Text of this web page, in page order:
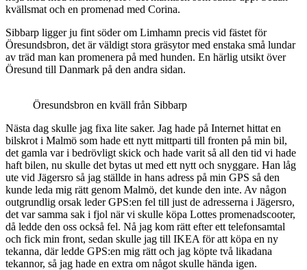
kvällsmat och en promenad med Corina.
Sibbarp ligger ju fint söder om Limhamn precis vid fästet för
Öresundsbron, det är väldigt stora gräsytor med enstaka små lundar
av träd man kan promenera på med hunden. En härlig utsikt över
Öresund till Danmark på den andra sidan.
Öresundsbron en kväll från Sibbarp
Nästa dag skulle jag fixa lite saker. Jag hade på Internet hittat en
bilskrot i Malmö som hade ett nytt mittparti till fronten på min bil,
det gamla var i bedrövligt skick och hade varit så all den tid vi hade
haft bilen, nu skulle det bytas ut med ett nytt och snyggare. Han låg
ute vid Jägersro så jag ställde in hans adress på min GPS så den
kunde leda mig rätt genom Malmö, det kunde den inte. Av någon
outgrundlig orsak leder GPS:en fel till just de adresserna i Jägersro,
det var samma sak i fjol när vi skulle köpa Lottes promenadscooter,
då ledde den oss också fel. Nå jag kom rätt efter ett telefonsamtal
och fick min front, sedan skulle jag till IKEA för att köpa en ny
tekanna, där ledde GPS:en mig rätt och jag köpte två likadana
tekannor, så jag hade en extra om något skulle hända igen.